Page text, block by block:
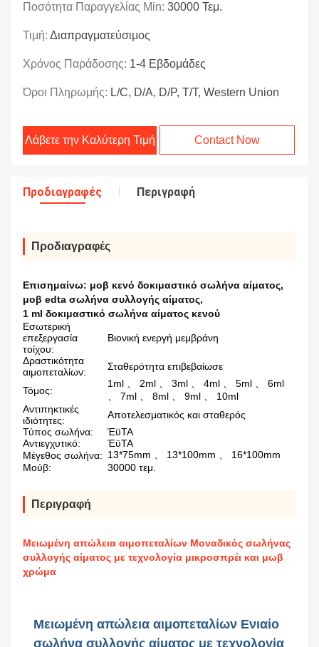
Ποσότητα Παραγγελίας Min: 30000 Τεμ.
Τιμή: Διαπραγματεύσιμος
Χρόνος Παράδοσης: 1-4 Εβδομάδες
Όροι Πληρωμής: L/C, D/A, D/P, T/T, Western Union
Λάβετε την Καλύτερη Τιμή Contact Now
Προδιαγραφές Περιγραφή
Προδιαγραφές
Επισημαίνω: μοβ κενό δοκιμαστικό σωλήνα αίματος,
μοβ edta σωλήνα συλλογής αίματος,
1 ml δοκιμαστικό σωλήνα αίματος κενού
Εσωτερική
επεξεργασία
τοίχου:
Βιονική ενεργή μεμβράνη
Δραστικότητα
αιμοπεταλίων:
Σταθερότητα επιβεβαίωσε
Τόμος:
1ml 、 2ml 、 3ml 、 4ml 、 5ml 、 6ml
、 7ml 、 8ml 、 9ml 、 10ml
Αντιπηκτικές
ιδιότητες:
Αποτελεσματικός και σταθερός
Τύπος σωλήνα:
ΈϋΤΑ
Αντιεγχυτικό:
ΈϋΤΑ
Μέγεθος σωλήνα: 13*75mm 、 13*100mm 、 16*100mm
Μούβ:
30000 τεμ.
Περιγραφή
Μειωμένη απώλεια αιμοπεταλίων Μοναδικός σωλήνας
συλλογής αίματος με τεχνολογία μικροσπρέι και μωβ
χρώμα
Μειωμένη απώλεια αιμοπεταλίων Ενιαίο
σωλήνα συλλογής αίματος με τεχνολογία